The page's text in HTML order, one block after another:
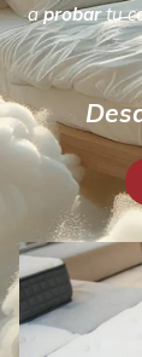
aprobartu